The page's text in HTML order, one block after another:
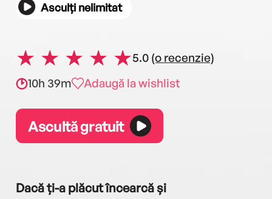
Asculți nelimitat
5.0 (o recenzie)
10h 39m
Adaugă la wishlist
Ascultă gratuit
Dacă ți-a plăcut încearcă și